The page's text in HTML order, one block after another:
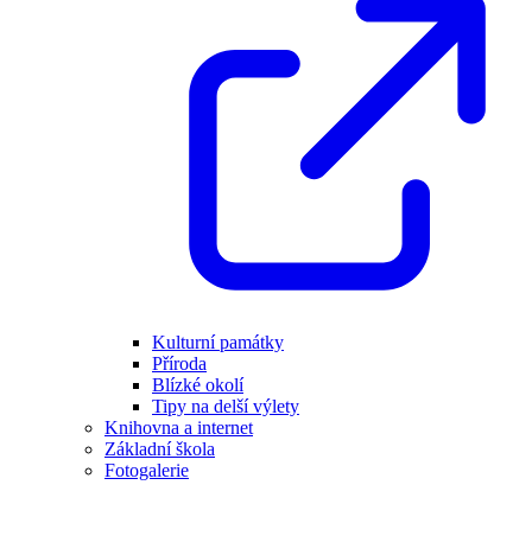
Kulturní památky
Příroda
Blízké okolí
Tipy na delší výlety
Knihovna a internet
Základní škola
Fotogalerie